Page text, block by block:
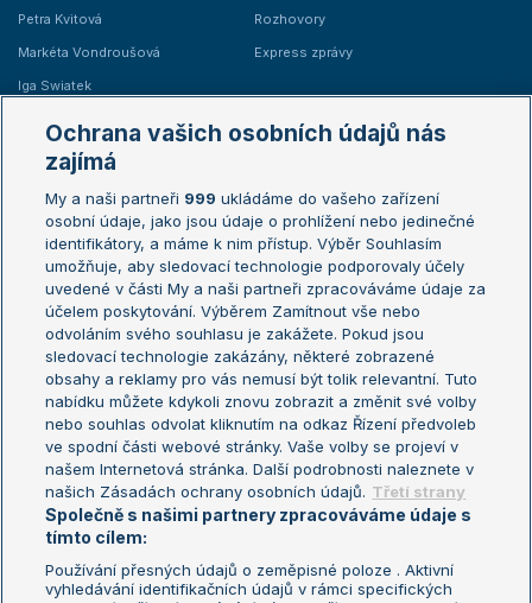
Petra Kvitová
Markéta Vondroušová
Iga Swiatek
Rozhovory
Express zprávy
Žebříčky
Žebříček ATP (muži)
Žebříček WTA (ženy)
Sázkařský žebříček
Australian Open
French Open
Wimbledon
US Open
Turnaj mistrů
Turnaj mistryň
Aktualní trendy
Fotbalové přestupy
Livesport Daily
LS Prague Open
Ochrana vašich osobních údajů nás
zajímá
My a naši partneři 999 ukládáme do vašeho zařízení
osobní údaje, jako jsou údaje o prohlížení nebo jedinečné
identifikátory, a máme k nim přístup. Výběr Souhlasím
umožňuje, aby sledovací technologie podporovaly účely
uvedené v části My a naši partneři zpracováváme údaje za
účelem poskytování. Výběrem Zamítnout vše nebo
odvoláním svého souhlasu je zakážete. Pokud jsou
sledovací technologie zakázány, některé zobrazené
obsahy a reklamy pro vás nemusí být tolik relevantní. Tuto
nabídku můžete kdykoli znovu zobrazit a změnit své volby
nebo souhlas odvolat kliknutím na odkaz Řízení předvoleb
ve spodní části webové stránky. Vaše volby se projeví v
našem Internetová stránka. Další podrobnosti naleznete v
našich Zásadách ochrany osobních údajů. Třetí strany
Společně s našimi partnery zpracováváme údaje s
tímto cílem:
Používání přesných údajů o zeměpisné poloze . Aktivní
vyhledávání identifikačních údajů v rámci specifických